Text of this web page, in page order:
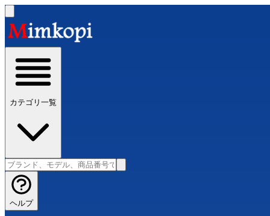
カテゴリ一覧
ヘルプ